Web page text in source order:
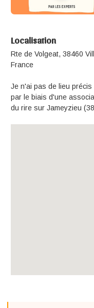
Localisation
Rte de Volgeat, 38460
France
Je n'ai pas de lieu
par le biais d'une
du rire sur Jameyzieu